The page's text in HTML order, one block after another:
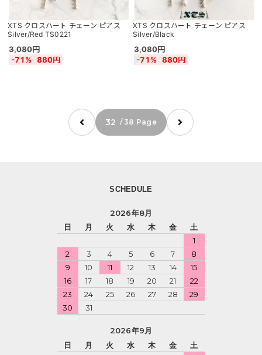
XTS クロスハート チェーン ピアス
Silver/Red TS0221
3,080円
-71%
880円
XTS クロスハート チェーン ピアス
Silver/Black
3,080円
-71%
880円
32 / 38 Page
SCHEDULE
2026年8月
日
月 火 水 木 金
土
1
2
3 4 5 6 7
8
9
10 11 12 13 14
15
16
17 18 19 20 21
22
23
24 25 26 27 28
29
30
31
2026年9月
日
月 火 水 木 金
土